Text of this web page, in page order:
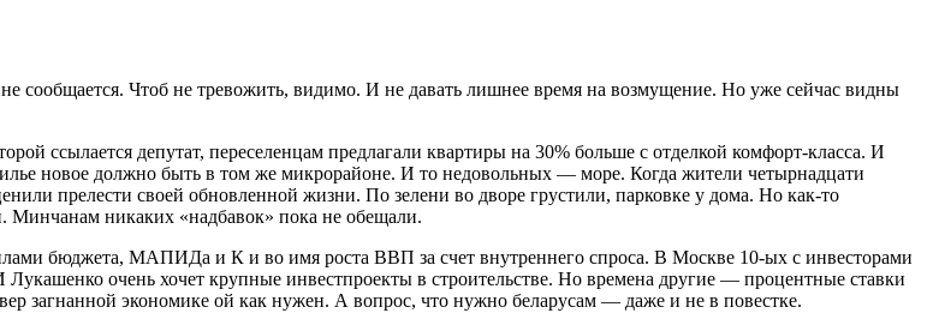
Чтоб не тревожить, видимо. И не давать лишнее время на возмущение. Но уже сейчас видны
ссылается депутат, переселенцам предлагали квартиры на 30% больше с отделкой комфорт-класса. И
новое должно быть в том же микрорайоне. И то недовольных — море. Когда жители четырнадцати
прелести своей обновленной жизни. По зелени во дворе грустили, парковке у дома. Но как-то
Минчанам никаких «надбавок» пока не обещали.
бюджета, МАПИДа и К и во имя роста ВВП за счет внутреннего спроса. В Москве 10-ых с инвесторами
очень хочет крупные инвестпроекты в строительстве. Но времена другие — процентные ставки
загнанной экономике ой как нужен. А вопрос, что нужно беларусам — даже и не в повестке.